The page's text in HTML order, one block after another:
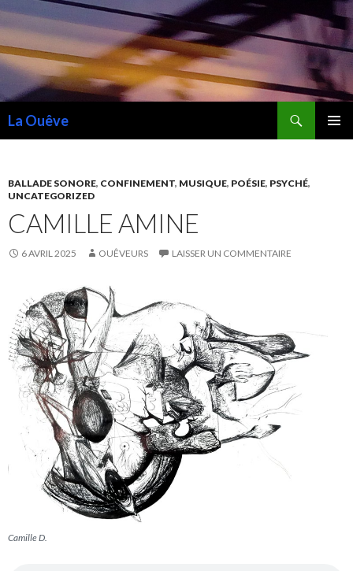
La Ouêve
BALLADE SONORE, CONFINEMENT, MUSIQUE, POÉSIE, PSYCHÉ,
UNCATEGORIZED
CAMILLE AMINE
6 AVRIL 2025 OUÊVEURS LAISSER UN COMMENTAIRE
Camille D.